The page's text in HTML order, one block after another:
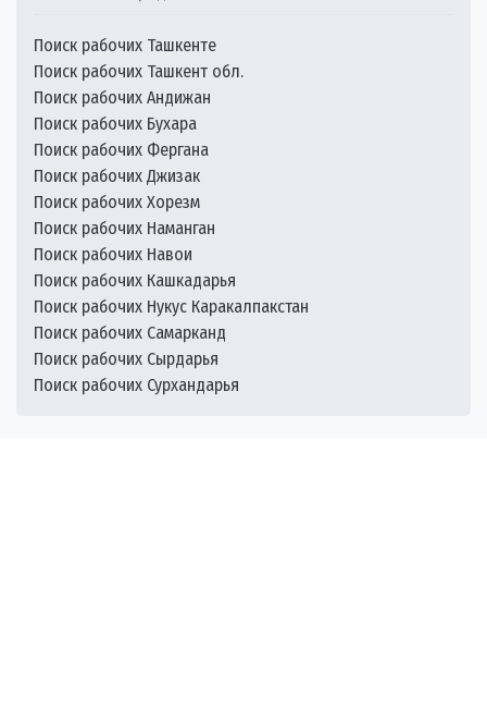
Поиск рабочих Ташкенте
Поиск рабочих Ташкент обл.
Поиск рабочих Андижан
Поиск рабочих Бухара
Поиск рабочих Фергана
Поиск рабочих Джизак
Поиск рабочих Хорезм
Поиск рабочих Наманган
Поиск рабочих Навои
Поиск рабочих Кашкадарья
Поиск рабочих Нукус Каракалпакстан
Поиск рабочих Самарканд
Поиск рабочих Сырдарья
Поиск рабочих Сурхандарья